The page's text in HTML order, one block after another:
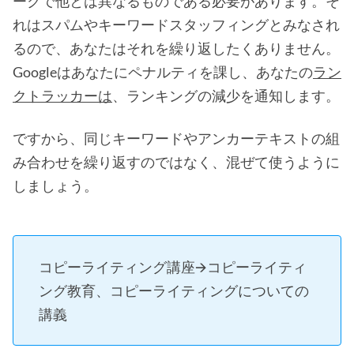
れはスパムやキーワードスタッフィングとみなされ
るので、あなたはそれを繰り返したくありません。
Googleはあなたにペナルティを課し、あなたのラン
クトラッカーは、ランキングの減少を通知します。
ですから、同じキーワードやアンカーテキストの組
み合わせを繰り返すのではなく、混ぜて使うように
しましょう。
コピーライティング講座🡪コピーライティ
ング教育、コピーライティングについての
講義